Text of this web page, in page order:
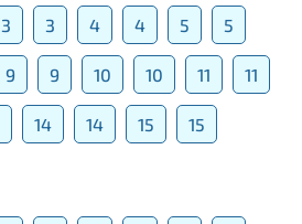
3 3 4 4 5 5
9 9 10 10 11 11
14 14 15
15